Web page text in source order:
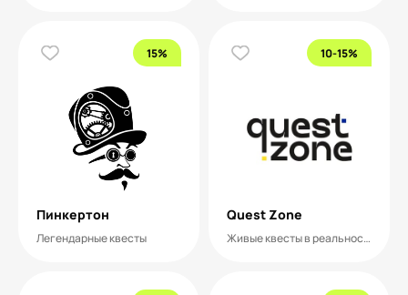
15%
Пинкертон
Легендарные квесты
10-15%
Quest Zone
Живые квесты в реальности